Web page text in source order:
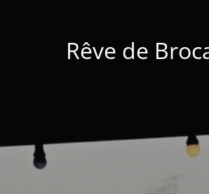
Rêve de